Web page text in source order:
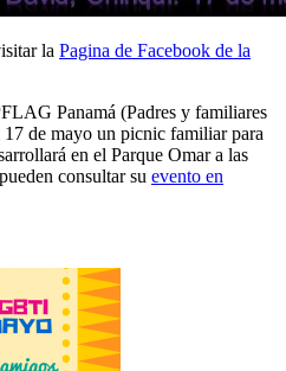
la Pagina de Facebook de la
Panamá (Padres y familiares
de mayo un picnic familiar para
en el Parque Omar a las
consultar su evento en